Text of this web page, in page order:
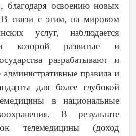
благодаря освоению новых
связи с этим, на мировом
услуг, наблюдается
которой развитые и
разрабатывают и
правила и
для более глубокой
в национальные
В результате
телемедицины (доход